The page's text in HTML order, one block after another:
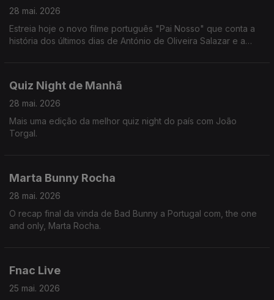
28 mai. 2026
Estreia hoje o novo filme português "Pai Nosso" que conta a
história dos últimos dias de António de Oliveira Salazar e a
Quiz Night de Manhã
28 mai. 2026
Mais uma edição da melhor quiz night do país com João
Torgal.
Marta Bunny Rocha
28 mai. 2026
O recap final da vinda de Bad Bunny a Portugal com, the one
and only, Marta Rocha.
Fnac Live
25 mai. 2026